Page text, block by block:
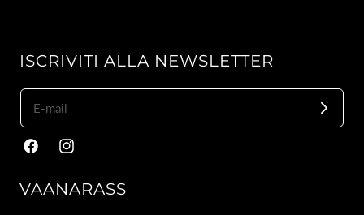
VAANARASS
ISCRIVITI ALLA NEWSLETTER
FacebookInstagram